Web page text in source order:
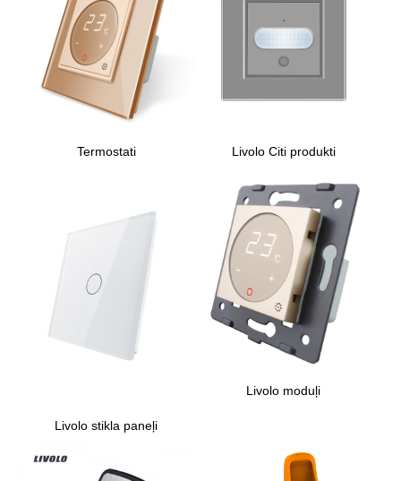
Termostati Livolo Citi produkti
Livolo stikla paneļi
Livolo moduļi